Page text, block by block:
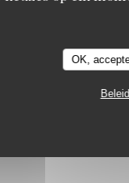
OK,
terre, légumes du jour,